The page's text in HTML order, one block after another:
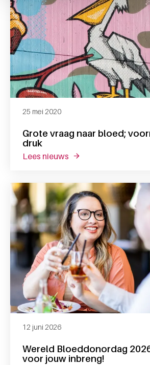
Grote vraag naar bloed;
druk
25 mei 2020
lees nieuws over grote vraag
Wereld Bloeddonordag
voor jouw inbreng!
12 juni 2026